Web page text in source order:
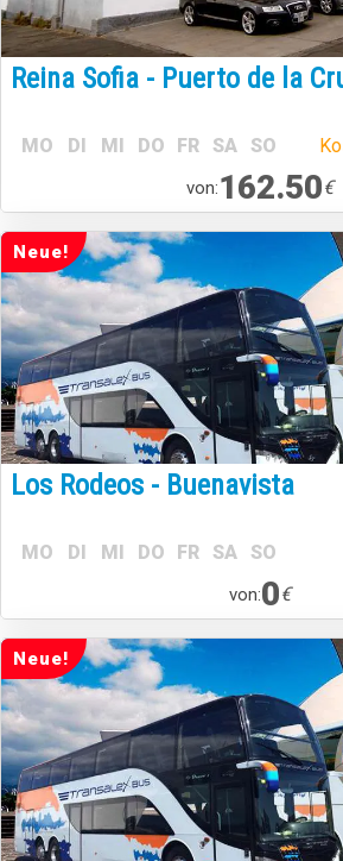
Reina Sofia - Puerto de la
MO DI MI DO FR SA SO
von:162.50€
Neue!
Los Rodeos - Buenavista
MO DI MI DO FR SA SO
von:0€
Neue!